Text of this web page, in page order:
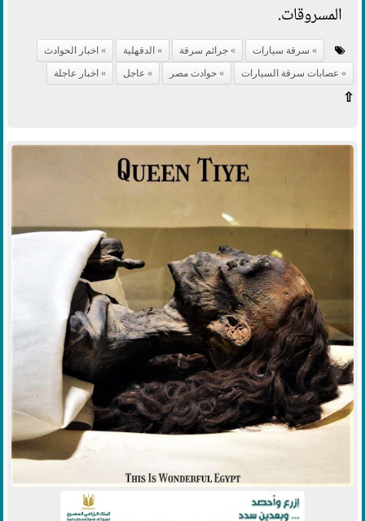
المسروقات.
سرقة سيارات جرائم سرقة الدقهلية
اخبار الحوادث
عصابات سرقة السيارات
حوادث مصر عاجل اخبار عاجلة
⇧